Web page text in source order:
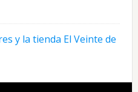
y la tienda El Veinte de